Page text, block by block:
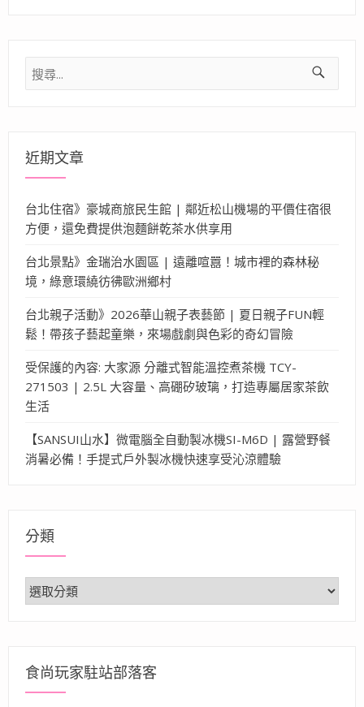
搜
尋
近期文章
台北住宿》豪城商旅民生館 | 鄰近松山機場的平價住宿很
方便，還免費提供泡麵餅乾茶水供享用
台北景點》金瑞治水園區 | 遠離喧囂！城市裡的森林秘
境，綠意環繞彷彿歐洲鄉村
台北親子活動》2026華山親子表藝節 | 夏日親子FUN輕
鬆！帶孩子藝起童樂，來場戲劇與色彩的奇幻冒險
受保護的內容: 大家源 分離式智能溫控煮茶機 TCY-
271503 | 2.5L 大容量、高硼矽玻璃，打造專屬居家茶飲
生活
【SANSUI山水】微電腦全自動製冰機SI-M6D | 露營野餐
消暑必備！手提式戶外製冰機快速享受沁涼體驗
分類
分
類
食尚玩家駐站部落客